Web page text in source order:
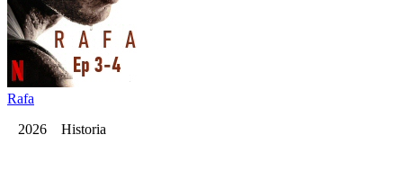
Rafa
2026 Historia